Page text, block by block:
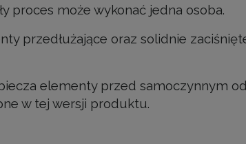
proces może wykonać jedna osoba.
przedłużające oraz solidnie
elementy przed samoczynnym
w tej wersji produktu.